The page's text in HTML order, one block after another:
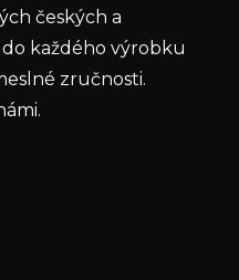
českých a
každého výrobku
zručnosti.